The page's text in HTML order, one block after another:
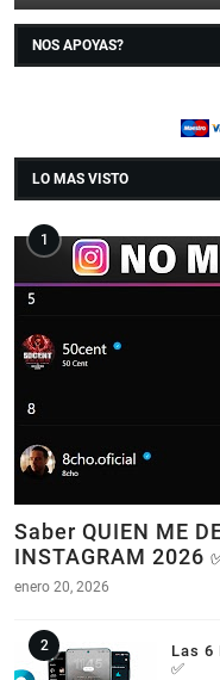
NOS APOYAS?
LO MAS VISTO
Saber QUIEN ME
INSTAGRAM 2026
enero 20, 2026
Las 6
✅